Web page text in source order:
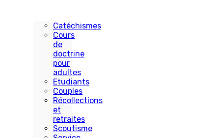
Catéchismes
Cours
de
doctrine
pour
adultes
Etudiants
Couples
Récollections
et
retraites
Scoutisme